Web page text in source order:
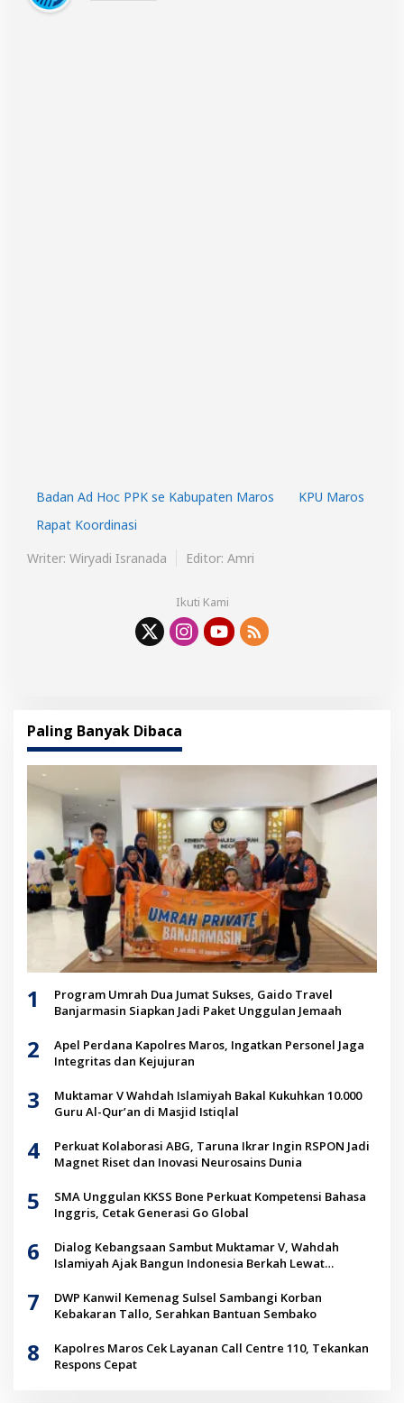
Badan Ad Hoc PPK se Kabupaten Maros
KPU Maros
Rapat Koordinasi
Writer: Wiryadi Isranada
Editor: Amri
Ikuti Kami
Paling Banyak Dibaca
1
Program Umrah Dua Jumat Sukses, Gaido Travel
Banjarmasin Siapkan Jadi Paket Unggulan Jemaah
2
Apel Perdana Kapolres Maros, Ingatkan Personel Jaga
Integritas dan Kejujuran
3
Muktamar V Wahdah Islamiyah Bakal Kukuhkan 10.000
Guru Al-Qur’an di Masjid Istiqlal
4
Perkuat Kolaborasi ABG, Taruna Ikrar Ingin RSPON Jadi
Magnet Riset dan Inovasi Neurosains Dunia
5
SMA Unggulan KKSS Bone Perkuat Kompetensi Bahasa
Inggris, Cetak Generasi Go Global
6
Dialog Kebangsaan Sambut Muktamar V, Wahdah
Islamiyah Ajak Bangun Indonesia Berkah Lewat
7
DWP Kanwil Kemenag Sulsel Sambangi Korban
Kebakaran Tallo, Serahkan Bantuan Sembako
8
Kapolres Maros Cek Layanan Call Centre 110, Tekankan
Respons Cepat